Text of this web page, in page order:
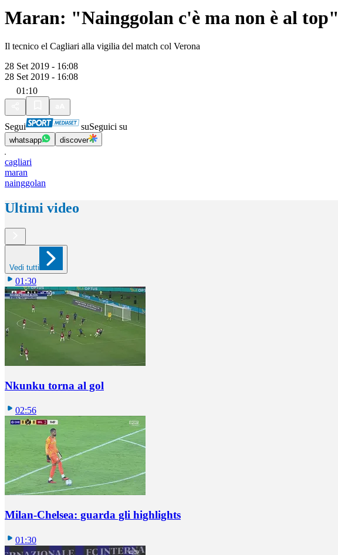
Maran: "Nainggolan c'è ma non è al top"
Il tecnico el Cagliari alla vigilia del match col Verona
28 Set 2019 - 16:08
28 Set 2019 - 16:08
01:10
Segui suSeguici su
whatsapp discover
cagliari
maran
nainggolan
Ultimi video
Vedi tutti
01:30
Nkunku torna al gol
02:56
Milan-Chelsea: guarda gli highlights
01:30